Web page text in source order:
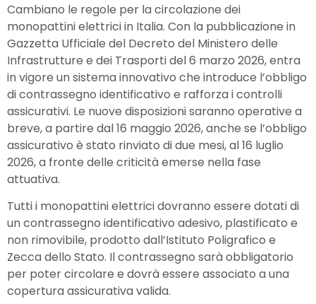
Cambiano le regole per la circolazione dei
monopattini elettrici in Italia. Con la pubblicazione in
Gazzetta Ufficiale del Decreto del Ministero delle
Infrastrutture e dei Trasporti del 6 marzo 2026, entra
in vigore un sistema innovativo che introduce l’obbligo
di contrassegno identificativo e rafforza i controlli
assicurativi. Le nuove disposizioni saranno operative a
breve, a partire dal 16 maggio 2026, anche se l’obbligo
assicurativo è stato rinviato di due mesi, al 16 luglio
2026, a fronte delle criticità emerse nella fase
attuativa.
Tutti i monopattini elettrici dovranno essere dotati di
un contrassegno identificativo adesivo, plastificato e
non rimovibile, prodotto dall’Istituto Poligrafico e
Zecca dello Stato. Il contrassegno sarà obbligatorio
per poter circolare e dovrà essere associato a una
copertura assicurativa valida.